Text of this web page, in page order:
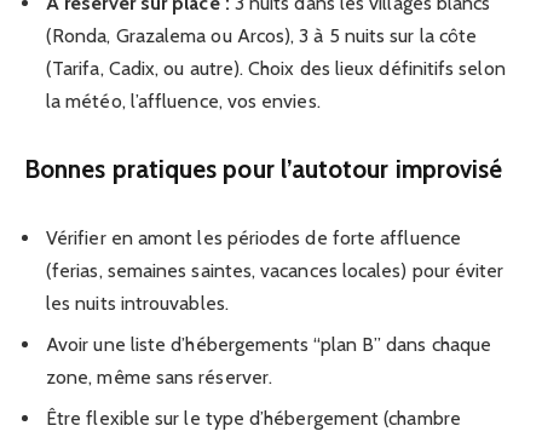
(Ronda, Grazalema ou Arcos), 3 à 5 nuits sur la côte
(Tarifa, Cadix, ou autre). Choix des lieux définitifs selon
la météo, l’affluence, vos envies.
Bonnes pratiques pour l’autotour improvisé
Vérifier en amont les périodes de forte affluence
(ferias, semaines saintes, vacances locales) pour éviter
les nuits introuvables.
Avoir une liste d’hébergements “plan B” dans chaque
zone, même sans réserver.
Être flexible sur le type d’hébergement (chambre